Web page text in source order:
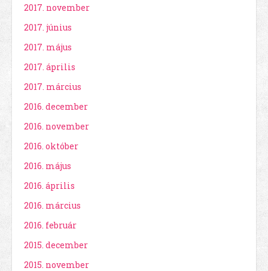
2017. november
2017. június
2017. május
2017. április
2017. március
2016. december
2016. november
2016. október
2016. május
2016. április
2016. március
2016. február
2015. december
2015. november